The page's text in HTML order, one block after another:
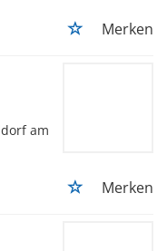
Merken
am
Merken